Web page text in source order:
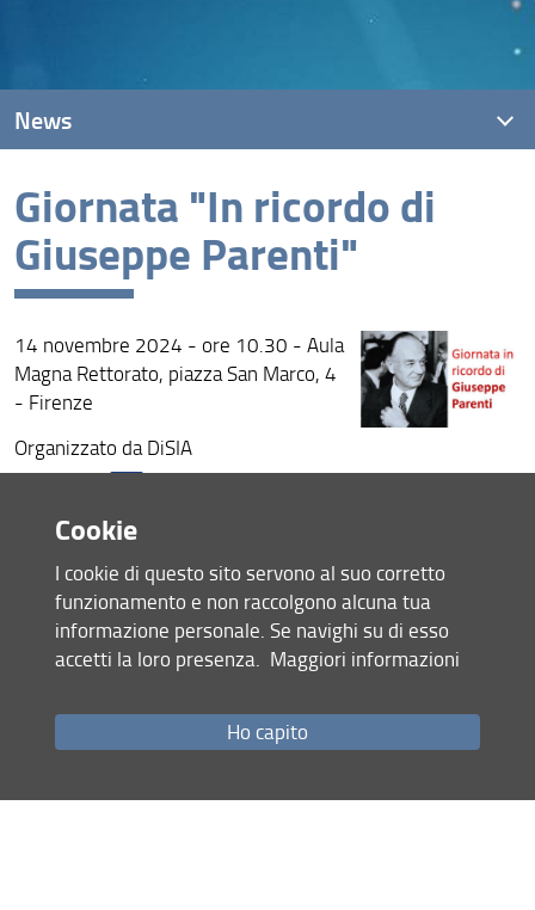
Giornata "In ricordo di
Giuseppe Parenti"
14 novembre 2024 - ore 10.30 - Aula
Magna Rettorato, piazza San Marco, 4
- Firenze
Organizzato da DiSIA
L'evento è inserito nel programma di
manifestazioni e iniziative per il
Centenario di UNIFI
05 Novembre 2024 (Archiviata
Condividi
News
News recenti
Archivio
Mappa del sito
Cookie
I cookie di questo sito servono al suo corretto
funzionamento e non raccolgono alcuna tua
informazione personale. Se navighi su di esso
accetti la loro presenza. Maggiori informazioni
Ho capito